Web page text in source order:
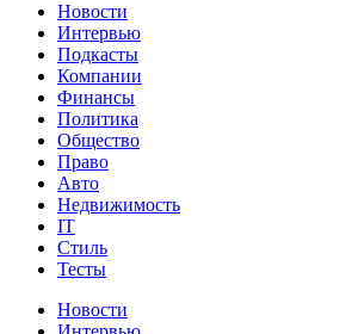
Новости
Интервью
Подкасты
Компании
Финансы
Политика
Общество
Право
Авто
Недвижимость
IT
Стиль
Тесты
Новости